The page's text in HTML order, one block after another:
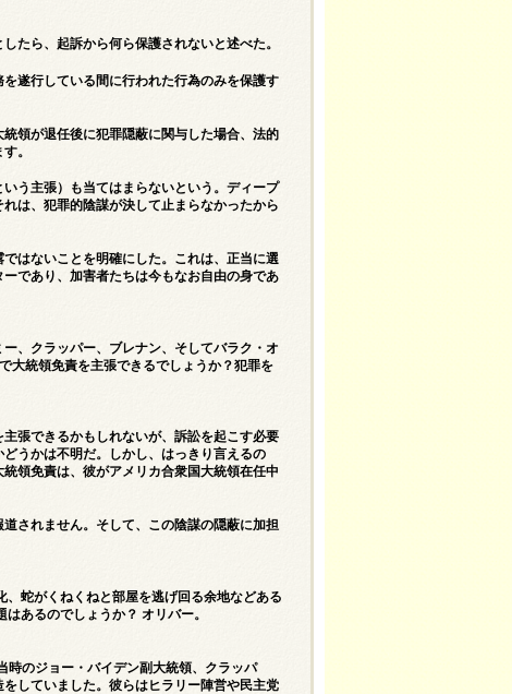
たら、起訴から何ら保護されないと述べた。
遂行している間に行われた行為のみを保護す
領が退任後に犯罪隠蔽に関与した場合、法的
。
う主張）も当てはまらないという。ディープ
は、犯罪的陰謀が決して止まらなかったから
はないことを明確にした。これは、正当に選
であり、加害者たちは今もなお自由の身であ
、クラッパー、ブレナン、そしてバラク・オ
大統領免責を主張できるでしょうか？犯罪を
張できるかもしれないが、訴訟を起こす必要
うかは不明だ。しかし、はっきり言えるの
領免責は、彼がアメリカ合衆国大統領在任中
されません。そして、この陰謀の隠蔽に加担
蛇がくねくねと部屋を逃げ回る余地などある
あるのでしょうか？ オリバー。
時のジョー・バイデン副大統領、クラッパ
していました。彼らはヒラリー陣営や民主党